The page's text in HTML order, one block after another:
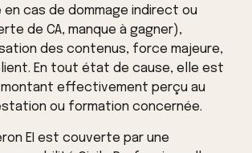
cas de dommage indirect ou
de CA, manque à gagner),
des contenus, force majeure,
En tout état de cause, elle est
effectivement perçu au
ou formation concernée.
EI est couverte par une